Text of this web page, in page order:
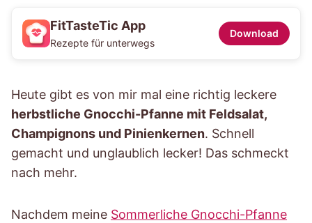
FitTasteTic App
Rezepte für unterwegs
Download
Heute gibt es von mir mal eine richtig leckere
herbstliche Gnocchi-Pfanne mit Feldsalat,
Champignons und Pinienkernen. Schnell
gemacht und unglaublich lecker! Das schmeckt
nach mehr.
Nachdem meine Sommerliche Gnocchi-Pfanne